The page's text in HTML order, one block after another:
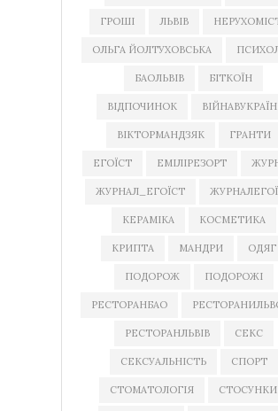
ГРОШІ ЛЬВІВ
ОЛЬГА ЙОЛТУХОВСЬКА
БАОЛЬВІВ БІТКОЇН
ВІДПОЧИНОК
ВІКТОРМАНДЗЯК ГРАНТИ
ЕГОЇСТ ЕМІЛІРЕЗОРТ
ЖУРНАЛ_ЕГОЇСТ
КЕРАМІКА КОСМЕТИКА
КРИПТА МАНДРИ ОДЯГ
ПОДОРОЖ ПОДОРОЖІ
РЕСТОРАНБАО
РЕСТОРАНЛЬВІВ СЕКС
СЕКСУАЛЬНІСТЬ СПОРТ
СТОМАТОЛОГІЯ СТОСУНКИ